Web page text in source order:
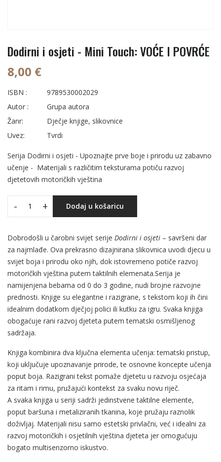
Dodirni i osjeti - Mini Touch: VOĆE I POVRĆE
8,00 €
ISBN :
9789530002029
Autor :
Grupa autora
Žanr:
Dječje knjige, slikovnice
Uvez:
Tvrdi
Serija Dodirni i osjeti - Upoznajte prve boje i prirodu uz zabavno
učenje - Materijali s različitim teksturama potiču razvoj
djetetovih motoričkih vještina
- + Dodaj u košaricu
Dobrodošli u čarobni svijet serije Dodirni i osjeti – savršeni dar
za najmlađe. Ova prekrasno dizajnirana slikovnica uvodi djecu u
svijet boja i prirodu oko njih, dok istovremeno potiče razvoj
motoričkih vještina putem taktilnih elemenata.Serija je
namijenjena bebama od 0 do 3 godine, nudi brojne razvojne
prednosti. Knjige su elegantne i razigrane, s tekstom koji ih čini
idealnim dodatkom dječjoj polici ili kutku za igru. Svaka knjiga
obogaćuje rani razvoj djeteta putem tematski osmišljenog
sadržaja.
Knjiga kombinira dva ključna elementa učenja: tematski pristup,
koji uključuje upoznavanje prirode, te osnovne koncepte učenja
poput boja. Razigrani tekst pomaže djetetu u razvoju osjećaja
za ritam i rimu, pružajući kontekst za svaku novu riječ.
A svaka knjiga u seriji sadrži jedinstvene taktilne elemente,
poput baršuna i metaliziranih tkanina, koje pružaju raznolik
doživljaj. Materijali nisu samo estetski privlačni, već i idealni za
razvoj motoričkih i osjetilnih vještina djeteta jer omogućuju
bogato multisenzorno iskustvo.